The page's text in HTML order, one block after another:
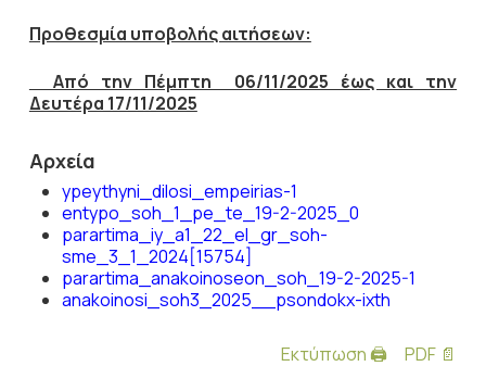
Προθεσμία υποβολής αιτήσεων:
Από την Πέμπτη 06/11/2025 έως και την
Δευτέρα 17/11/2025
Αρχεία
ypeythyni_dilosi_empeirias-1
entypo_soh_1_pe_te_19-2-2025_0
parartima_iy_a1_22_el_gr_soh-
sme_3_1_2024[15754]
parartima_anakoinoseon_soh_19-2-2025-1
anakoinosi_soh3_2025__psondokx-ixth
Εκτύπωση 🖨 PDF 📄